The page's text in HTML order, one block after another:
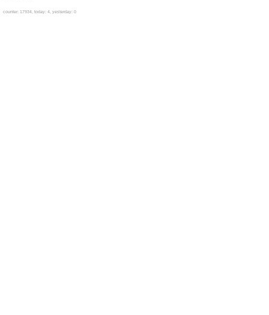
counter: 17934, today: 4, yesterday: 0